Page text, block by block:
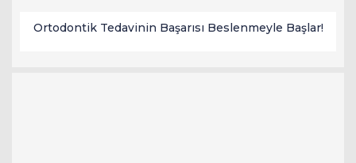
Ortodontik Tedavinin Başarısı Beslenmeyle Başlar!